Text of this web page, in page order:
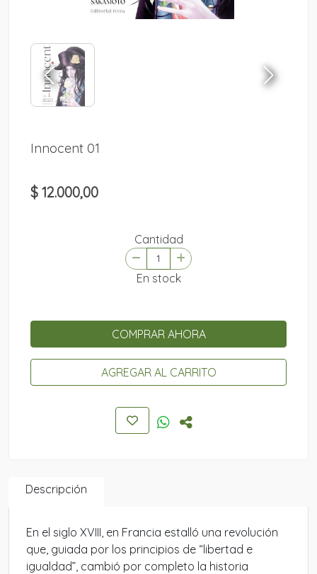
Innocent 01
$ 12.000,00
Cantidad
En stock
COMPRAR AHORA
AGREGAR AL CARRITO
Descripción
En el siglo XVIII, en Francia estalló una revolución
que, guiada por los principios de “libertad e
igualdad”, cambió por completo la historia